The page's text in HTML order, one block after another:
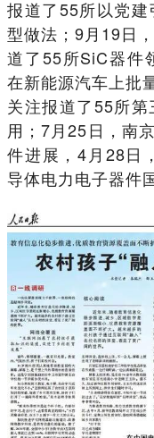
报道了55所以党
型做法；9月19日
道了55所SiC器件
在新能源汽车上批
关注报道了55所
用；7月25日，南
件进展，4月28日
导体电力电子器